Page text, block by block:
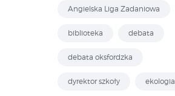
Angielska Liga Zadaniowa
biblioteka debata
debata oksfordzka
dyrektor szkoły ekologia